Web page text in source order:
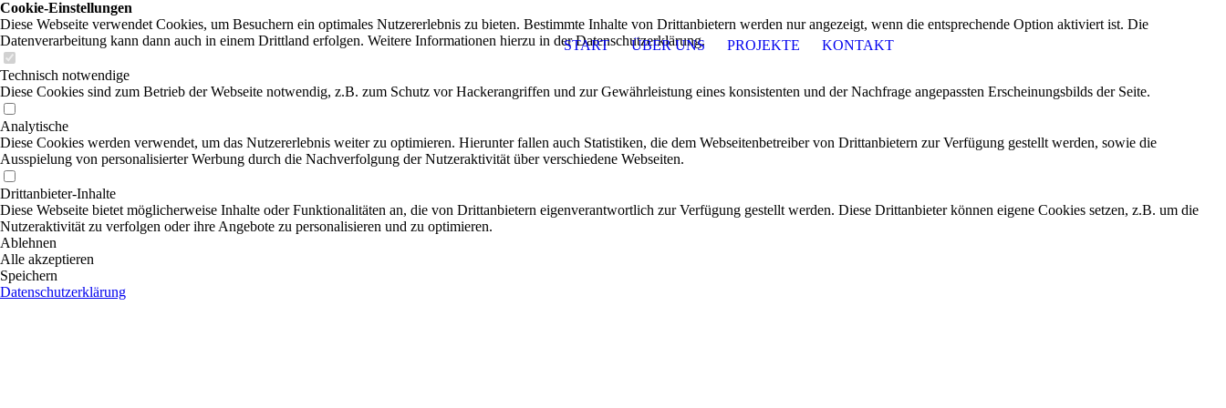
START ÜBER UNS PROJEKTE KONTAKT
Cookie-Einstellungen
Diese Webseite verwendet Cookies, um Besuchern ein optimales Nutzererlebnis zu bieten. Bestimmte Inhalte von Drittanbietern werden nur angezeigt, wenn die entsprechende Option aktiviert ist. Die
Datenverarbeitung kann dann auch in einem Drittland erfolgen. Weitere Informationen hierzu in der Datenschutzerklärung.
Technisch notwendige
Diese Cookies sind zum Betrieb der Webseite notwendig, z.B. zum Schutz vor Hackerangriffen und zur Gewährleistung eines konsistenten und der Nachfrage angepassten Erscheinungsbilds der Seite.
Analytische
Diese Cookies werden verwendet, um das Nutzererlebnis weiter zu optimieren. Hierunter fallen auch Statistiken, die dem Webseitenbetreiber von Drittanbietern zur Verfügung gestellt werden, sowie die
Ausspielung von personalisierter Werbung durch die Nachverfolgung der Nutzeraktivität über verschiedene Webseiten.
Drittanbieter-Inhalte
Diese Webseite bietet möglicherweise Inhalte oder Funktionalitäten an, die von Drittanbietern eigenverantwortlich zur Verfügung gestellt werden. Diese Drittanbieter können eigene Cookies setzen, z.B. um die
Nutzeraktivität zu verfolgen oder ihre Angebote zu personalisieren und zu optimieren.
Ablehnen
Alle akzeptieren
Speichern
Datenschutzerklärung